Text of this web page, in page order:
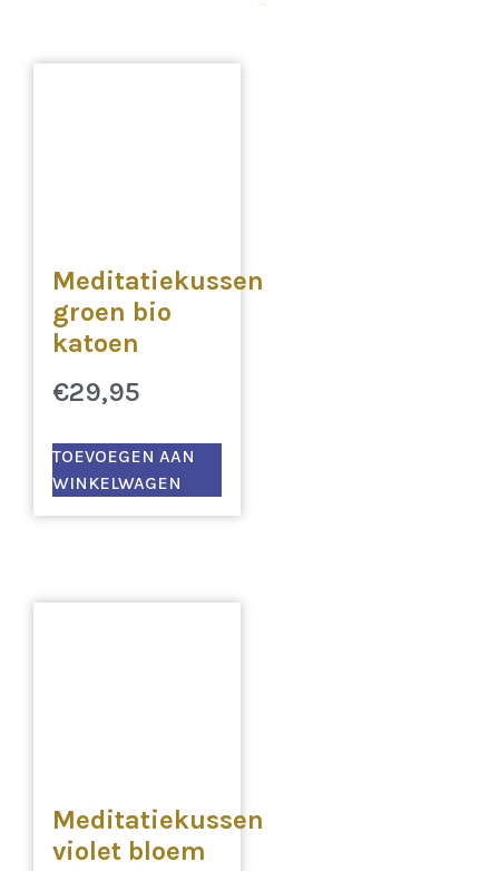
Meditatiekussen
groen bio
katoen
€29,95
TOEVOEGEN AAN
WINKELWAGEN
Meditatiekussen
violet bloem